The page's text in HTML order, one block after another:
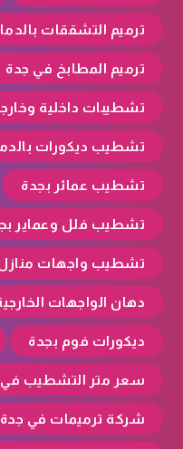
ترميم التشققات
ترميم المطابخ في جدة
تشطيبات داخلية
تشطيب ديكورات
تشطيب عمائر بجدة
تشطيب فلل وعماير
تشطيب واجهات
دهان الواجهات
ديكورات فوم بجدة
سعر متر التشطيب في
شركة ترميمات في جدة